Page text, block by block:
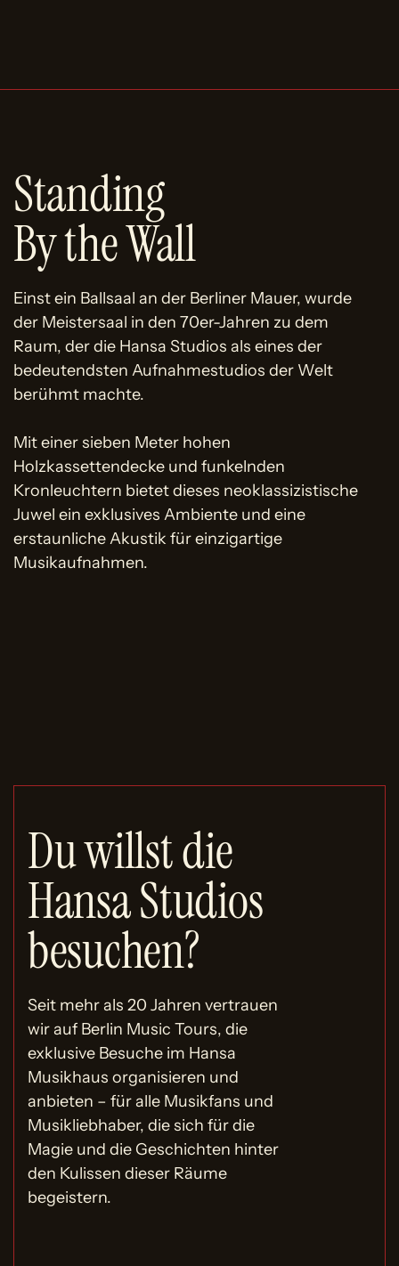
Standing
By the Wall
Einst ein Ballsaal an der Berliner Mauer, wurde
der Meistersaal in den 70er-Jahren zu dem
Raum, der die Hansa Studios als eines der
bedeutendsten Aufnahmestudios der Welt
berühmt machte.
Mit einer sieben Meter hohen
Holzkassettendecke und funkelnden
Kronleuchtern bietet dieses neoklassizistische
Juwel ein exklusives Ambiente und eine
erstaunliche Akustik für einzigartige
Musikaufnahmen.
Du willst die
Hansa Studios
besuchen?
Seit mehr als 20 Jahren vertrauen
wir auf Berlin Music Tours, die
exklusive Besuche im Hansa
Musikhaus organisieren und
anbieten – für alle Musikfans und
Musikliebhaber, die sich für die
Magie und die Geschichten hinter
den Kulissen dieser Räume
begeistern.